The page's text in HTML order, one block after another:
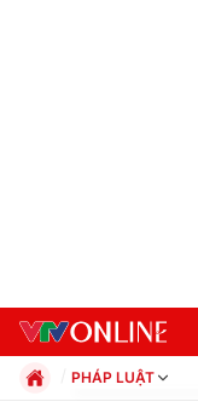
PHÁP LUẬT